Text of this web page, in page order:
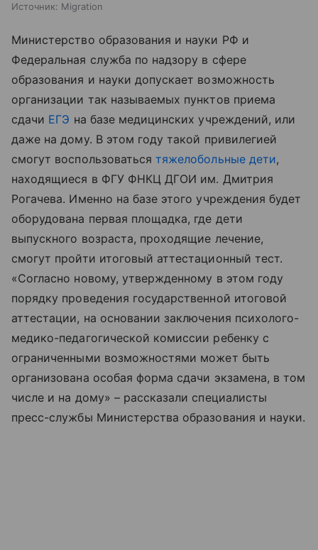
Источник: Migration
Министерство образования и науки РФ и
Федеральная служба по надзору в сфере
образования и науки допускает возможность
организации так называемых пунктов приема
сдачи ЕГЭ на базе медицинских учреждений, или
даже на дому. В этом году такой привилегией
смогут воспользоватьсятяжелобольные дети,
находящиеся в ФГУ ФНКЦ ДГОИ им. Дмитрия
Рогачева. Именно на базе этого учреждения будет
оборудована первая площадка, где дети
выпускного возраста, проходящие лечение,
смогут пройти итоговый аттестационный тест.
«Согласно новому, утвержденному в этом году
порядку проведения государственной итоговой
аттестации, на основании заключения психолого-
медико-педагогической комиссии ребенку с
ограниченными возможностями может быть
организована особая форма сдачи экзамена, в том
числе и на дому» – рассказали специалисты
пресс-службы Министерства образования и науки.